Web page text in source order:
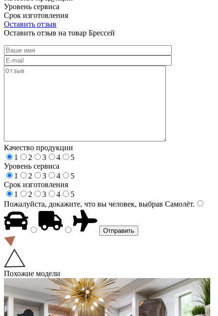
Уровень сервиса
Срок изготовления
Оставить отзыв
Оставить отзыв на товар Брессей
Качество продукции
1
2 3 4
5
Уровень сервиса
1
2 3 4
5
Срок изготовления
1
2 3 4
5
Пожалуйста, докажите, что вы человек, выбрав Самолёт.
Похожие модели